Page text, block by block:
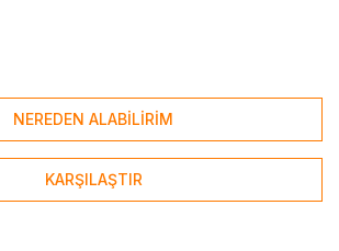
NEREDEN ALABİLİRİM
KARŞILAŞTIR